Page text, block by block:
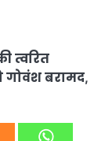
त्वरित
गोवंश बरामद,